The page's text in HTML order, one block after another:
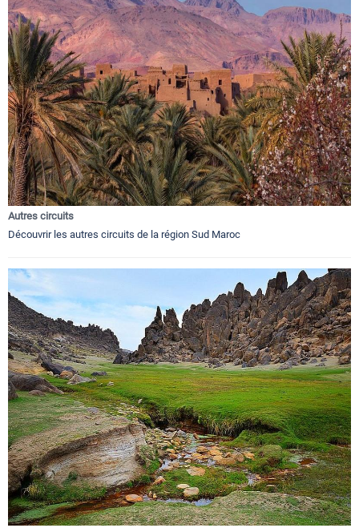
Autres circuits
Découvrir les autres circuits de la région Sud Maroc